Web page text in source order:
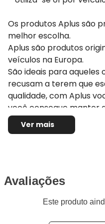
Os produtos Aplus são
melhor escolha.
Aplus são produtos
veículos na Europa.
São ideais para aqueles
recusam a terem que
qualidade, com Aplus
você consegue manter
do seu veículo pois eles
padrões originais
fornecendo
Ver mais
Avaliações
Este produto